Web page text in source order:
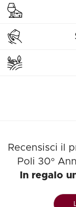
Recensisci il
Poli 30°
In regalo